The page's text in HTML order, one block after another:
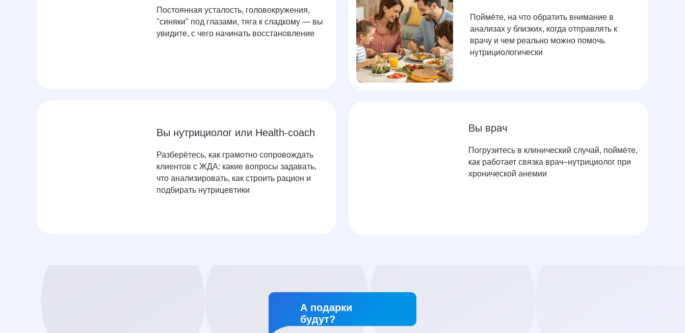
Погрузитесь в клинический случай, поймёте,
как работает связка врач–нутрициолог при
хронической анемии
Вы врач
Поймёте, на что обратить внимание в
анализах у близких, когда отправлять к
врачу и чем реально можно помочь
нутрициологически
Разберётесь, как грамотно сопровождать
клиентов с ЖДА: какие вопросы задавать,
что анализировать, как строить рацион и
подбирать нутрицевтики
Вы нутрициолог или Health-coach
Постоянная усталость, головокружения,
"синяки" под глазами, тяга к сладкому — вы
увидите, с чего начинать восстановление
А подарки
будут?